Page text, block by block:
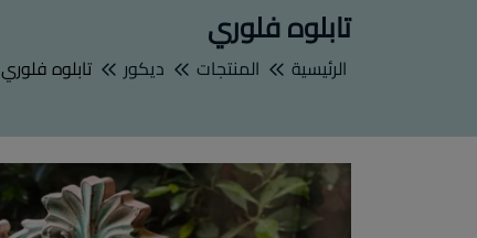
تابلوه فلوري
الرئيسية المنتجات ديكور تابلوه فلوري